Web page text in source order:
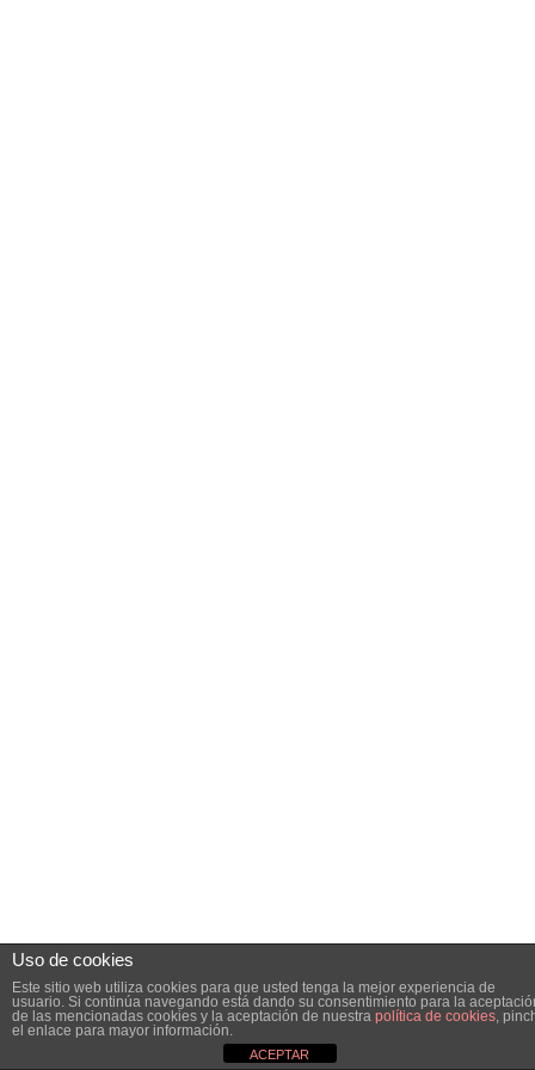
Uso de cookies
Este sitio web utiliza cookies para que usted tenga la mejor experiencia de
usuario. Si continúa navegando está dando su consentimiento para la
de las mencionadas cookies y la aceptación de nuestra política de cookies,
el enlace para mayor información.
ACEPTAR